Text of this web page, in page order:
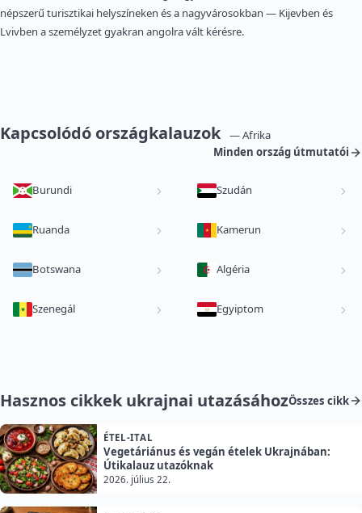
népszerű turisztikai helyszíneken és a nagyvárosokban — Kijevben és
Lvivben a személyzet gyakran angolra vált kérésre.
Kapcsolódó országkalauzok
— Afrika
Minden ország útmutatói
Burundi Szudán
Ruanda Kamerun
Botswana Algéria
Szenegál Egyiptom
Hasznos cikkek ukrajnai utazásáhozÖsszes cikk
ÉTEL-ITAL
Vegetáriánus és vegán ételek Ukrajnában:
Útikalauz utazóknak
2026. július 22.